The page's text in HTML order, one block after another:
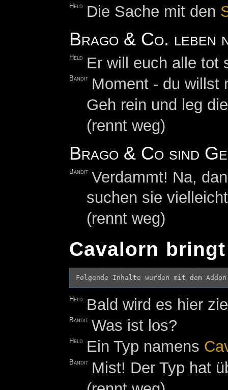
Held Die Sache mit den
Brago & Co. leben
Held Er will euch alle tot
Bandit Moment - du willst
Geh rein und leg
(rennt weg)
Brago & Co sind
Bandit Verdammt! Na,
suchen sie
(rennt weg)
Cavalorn
Folgende Inhalte wurden mit dem
Held Bald wird es hier
Bandit Was ist los?
Held Ein Typ namens
Bandit Mist! Der Typ hat